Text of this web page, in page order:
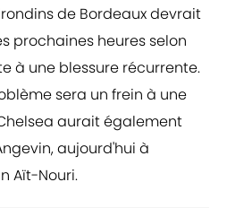
de Bordeaux devrait
prochaines heures selon
à une blessure récurrente.
sera un frein à une
aurait également
aujourd'hui à
Aït-Nouri.